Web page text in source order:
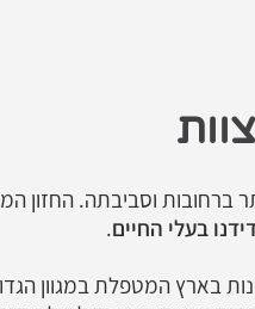
הוותיקה ביותר ברחובות וסביבתה.
בעלי החיים.
בארץ המטפלת במגוון